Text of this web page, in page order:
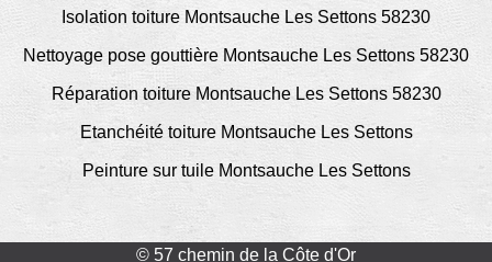
Isolation toiture Montsauche Les Settons 58230
Nettoyage pose gouttière Montsauche Les Settons 58230
Réparation toiture Montsauche Les Settons 58230
Etanchéité toiture Montsauche Les Settons
Peinture sur tuile Montsauche Les Settons
© 57 chemin de la Côte d'Or